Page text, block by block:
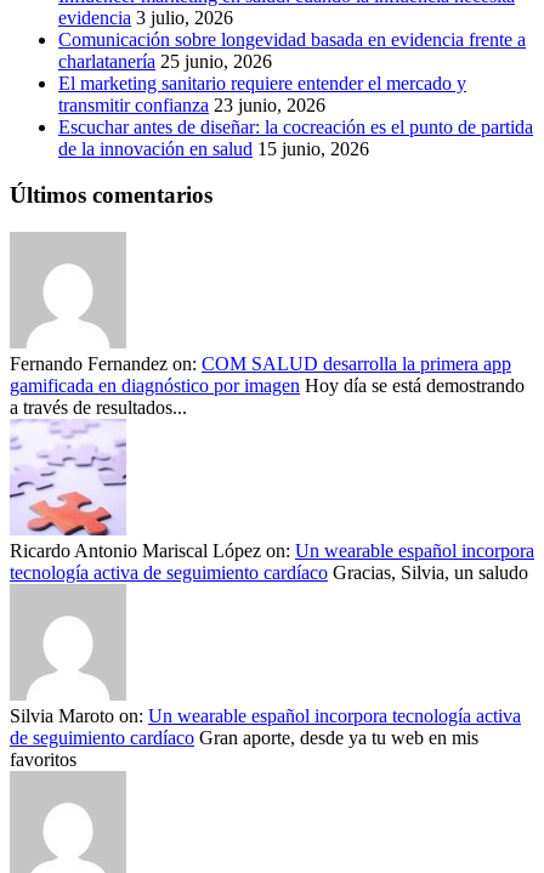
evidencia 3 julio, 2026
Comunicación sobre longevidad basada en evidencia frente a
charlatanería 25 junio, 2026
El marketing sanitario requiere entender el mercado y
transmitir confianza 23 junio, 2026
Escuchar antes de diseñar: la cocreación es el punto de partida
de la innovación en salud 15 junio, 2026
Últimos comentarios
Fernando Fernandez on: COM SALUD desarrolla la primera app
gamificada en diagnóstico por imagen Hoy día se está demostrando
a través de resultados...
Ricardo Antonio Mariscal López on: Un wearable español incorpora
tecnología activa de seguimiento cardíaco Gracias, Silvia, un saludo
Silvia Maroto on: Un wearable español incorpora tecnología activa
de seguimiento cardíaco Gran aporte, desde ya tu web en mis
favoritos